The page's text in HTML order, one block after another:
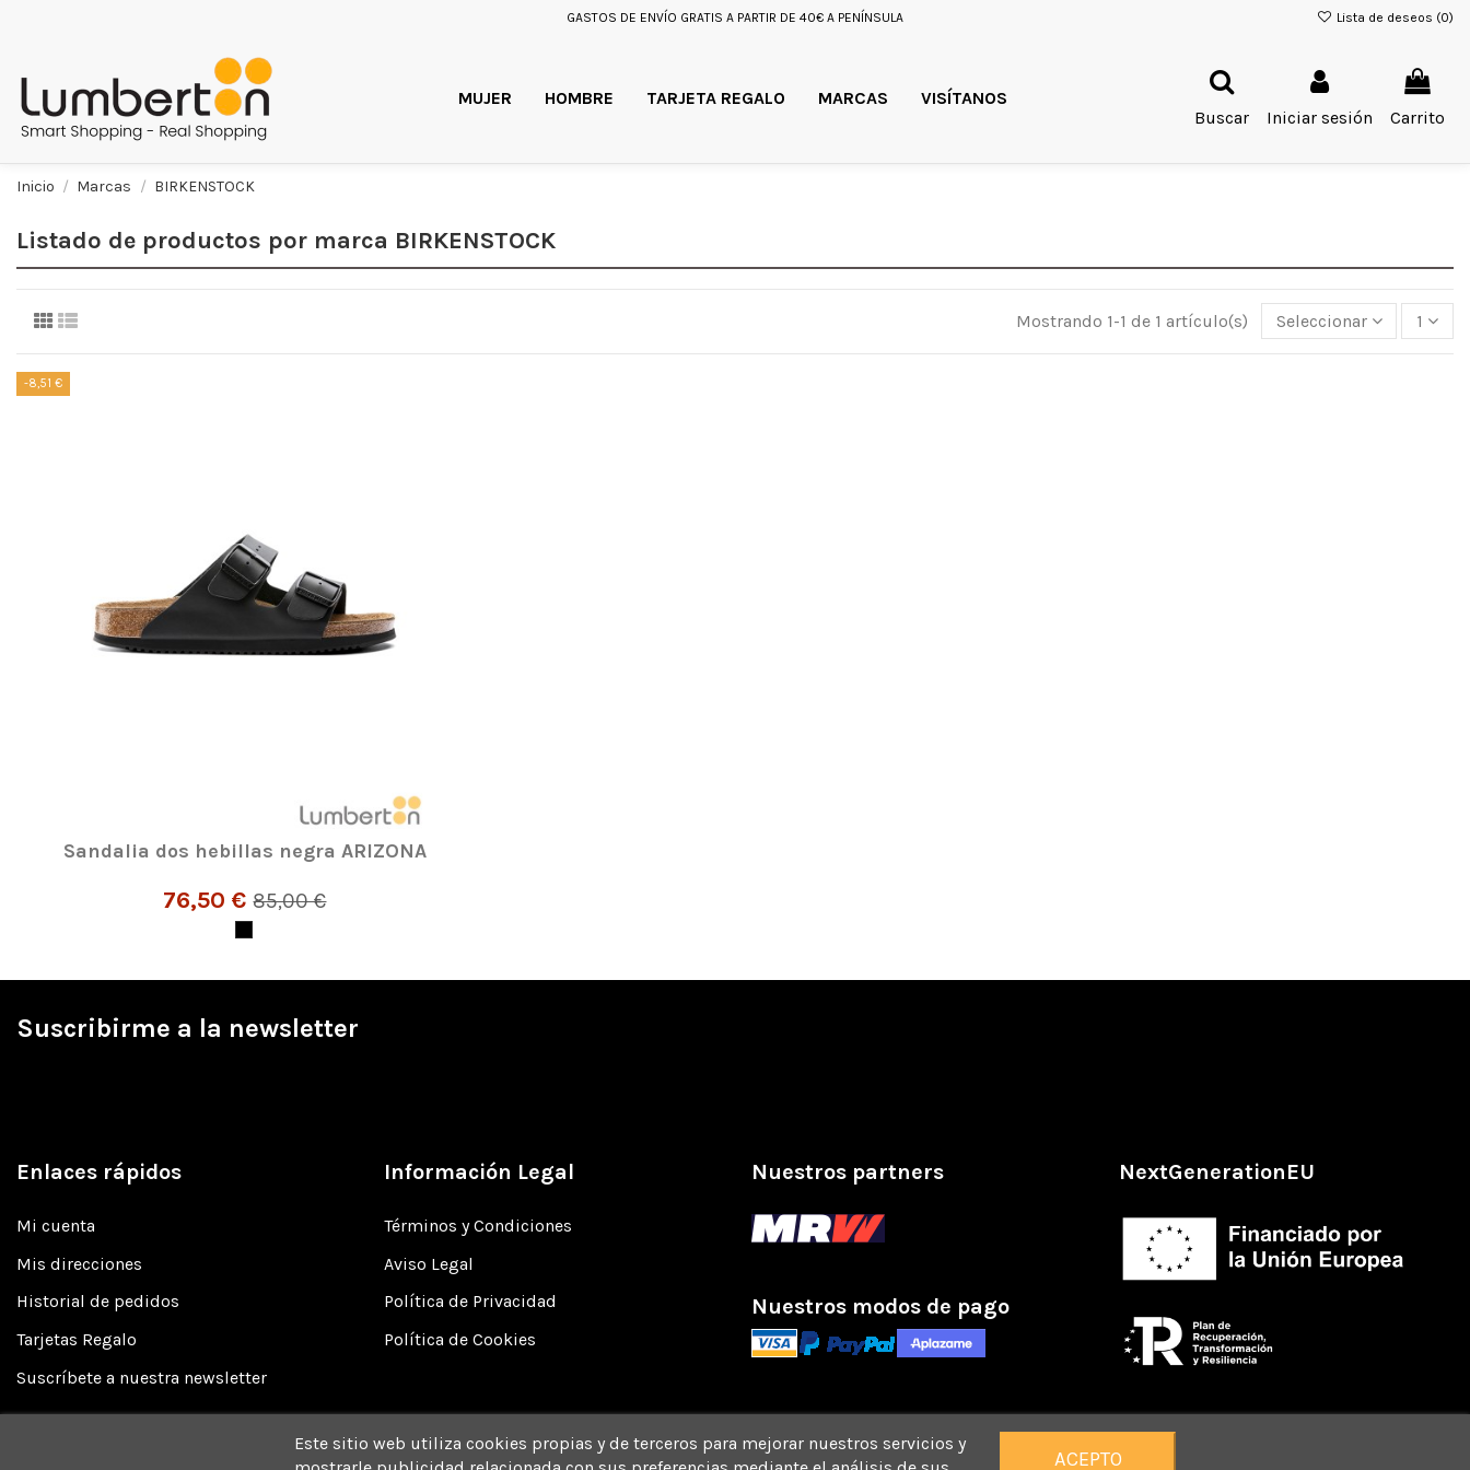
GASTOS DE ENVÍO GRATIS A PARTIR DE 40€ A PENÍNSULA Lista de deseos (0)
MUJER HOMBRE TARJETA REGALO MARCAS
VISÍTANOS
Buscar
Iniciar sesión Carrito
Inicio Marcas BIRKENSTOCK
Listado de productos por marca BIRKENSTOCK
Mostrando 1-1 de 1 artículo(s) Seleccionar 1
-8,51 €
Sandalia dos hebillas negra ARIZONA
76,50 €85,00 €
Suscribirme a la newsletter
Enlaces rápidos
Mi cuenta
Mis direcciones
Historial de pedidos
Tarjetas Regalo
Suscríbete a nuestra newsletter
Información Legal
Términos y Condiciones
Aviso Legal
Política de Privacidad
Política de Cookies
Nuestros partners
Nuestros modos de pago
NextGenerationEU
Este sitio web utiliza cookies propias y de terceros para mejorar nuestros servicios y
ACEPTO